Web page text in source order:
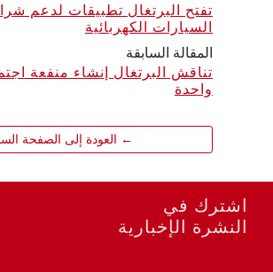
تفتح البرتغال تطبيقات لدعم
السيارات الكهربائية
المقالة السابقة
تناقش البرتغال إنشاء منفعة
واحدة
← العودة إلى الصفحة
اشترك في
النشرة الإخبارية